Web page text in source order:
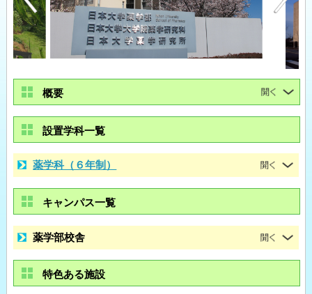
概要
設置学科一覧
薬学科（６年制）
キャンパス一覧
薬学部校舎
特色ある施設